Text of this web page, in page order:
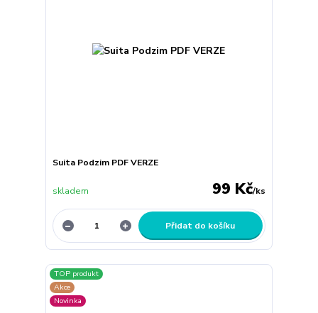
Suita Podzim PDF VERZE
99 Kč/ks
skladem
Přidat do košíku
TOP produkt
Akce
Novinka